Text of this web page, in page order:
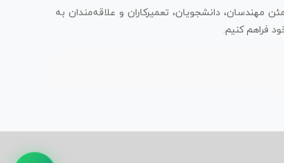
مهندسان، دانشجویان، تعمیرکاران و علاقه‌مندان به
فراهم کنیم.